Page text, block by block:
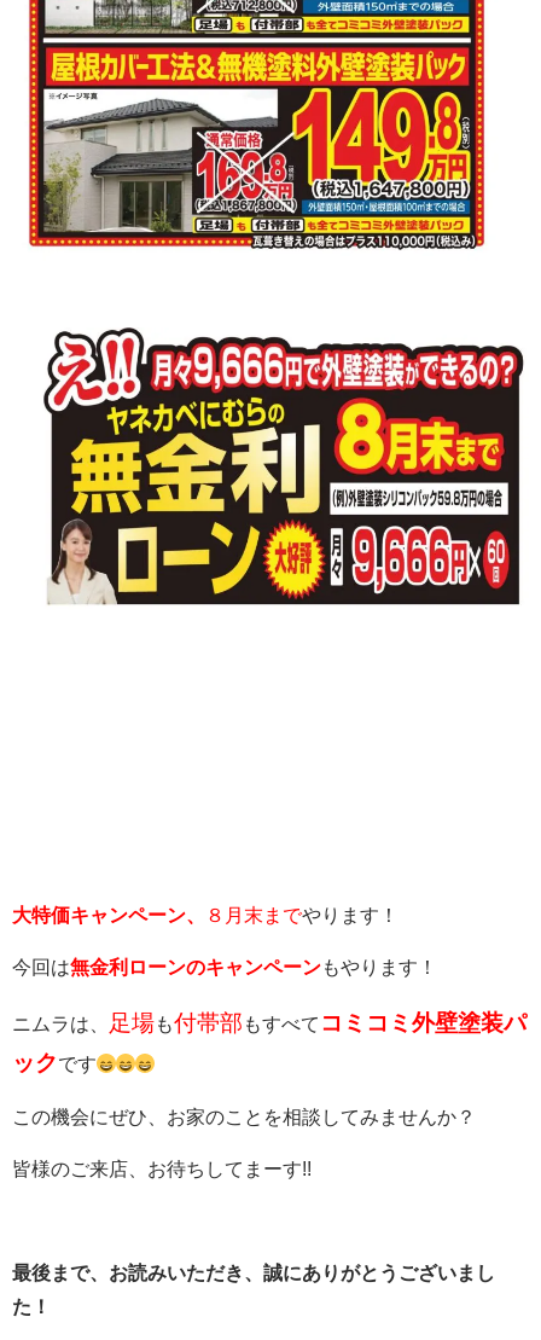
大特価キャンペーン、 ８月末までやります！
今回は無金利ローンのキャンペーンもやります！
ニムラは、 足場も付帯部 もすべて コミコミ外壁塗装パ
ックです
この機会にぜひ、お家のことを相談してみませんか？
皆様のご来店、お待ちしてまーす!!
最後まで、お読みいただき、誠にありがとうございまし
た！